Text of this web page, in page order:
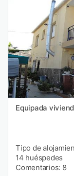
Equipada
Tipo de
14 huéspedes
Comentarios: 8